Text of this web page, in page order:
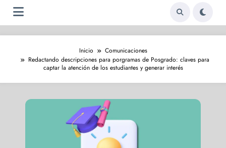
Inicio
Comunicaciones
Redactando descripciones para porgramas de Posgrado: claves para
captar la atención de los estudiantes y generar interés